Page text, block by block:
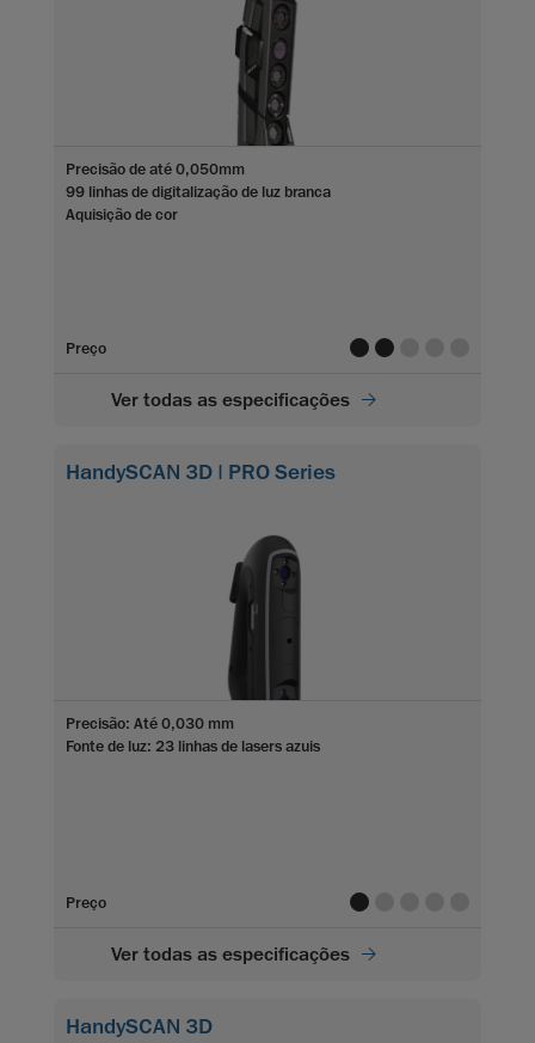
Precisão de até 0,050mm
99 linhas de digitalização de luz branca
Aquisição de cor
Preço valuevalue
Ver todas as especificações
HandySCAN 3D | PRO Series
Precisão: Até 0,030 mm
Fonte de luz: 23 linhas de lasers azuis
Preço value
Ver todas as especificações
HandySCAN 3D